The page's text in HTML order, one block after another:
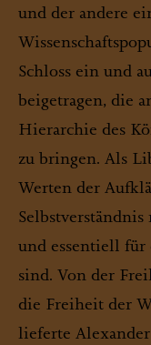
und der andere
Schloss ein und
beigetragen, die
Hierarchie des
zu bringen. Als
Werten der
und essentiell für
sind. Von der
die Freiheit der
lieferte